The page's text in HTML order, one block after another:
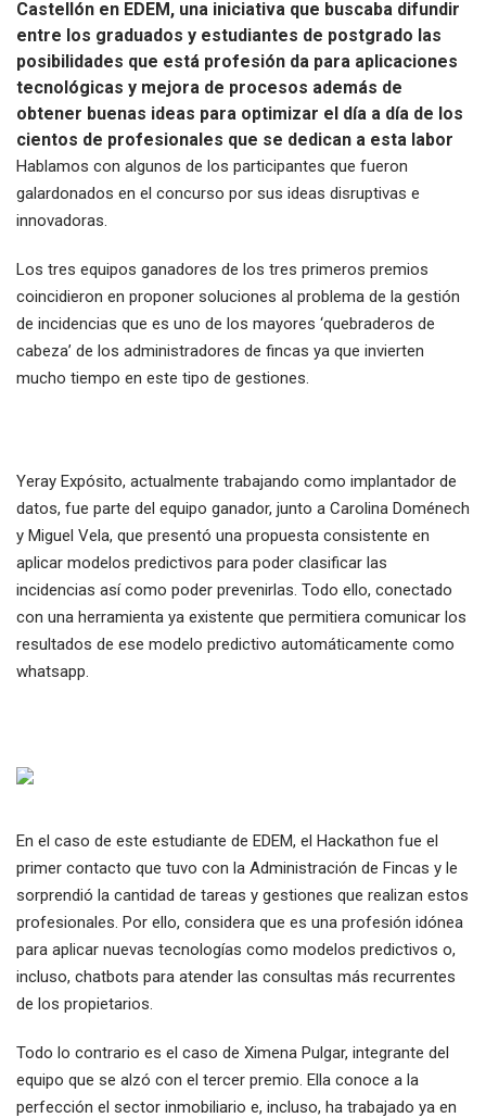
Castellón en EDEM, una iniciativa que buscaba difundir
entre los graduados y estudiantes de postgrado las
posibilidades que está profesión da para aplicaciones
tecnológicas y mejora de procesos además de
obtener buenas ideas para optimizar el día a día de los
cientos de profesionales que se dedican a esta labor
Hablamos con algunos de los participantes que fueron
galardonados en el concurso por sus ideas disruptivas e
innovadoras.
Los tres equipos ganadores de los tres primeros premios
coincidieron en proponer soluciones al problema de la gestión
de incidencias que es uno de los mayores ‘quebraderos de
cabeza’ de los administradores de fincas ya que invierten
mucho tiempo en este tipo de gestiones.
Yeray Expósito, actualmente trabajando como implantador de
datos, fue parte del equipo ganador, junto a Carolina Doménech
y Miguel Vela, que presentó una propuesta consistente en
aplicar modelos predictivos para poder clasificar las
incidencias así como poder prevenirlas. Todo ello, conectado
con una herramienta ya existente que permitiera comunicar los
resultados de ese modelo predictivo automáticamente como
whatsapp.
En el caso de este estudiante de EDEM, el Hackathon fue el
primer contacto que tuvo con la Administración de Fincas y le
sorprendió la cantidad de tareas y gestiones que realizan estos
profesionales. Por ello, considera que es una profesión idónea
para aplicar nuevas tecnologías como modelos predictivos o,
incluso, chatbots para atender las consultas más recurrentes
de los propietarios.
Todo lo contrario es el caso de Ximena Pulgar, integrante del
equipo que se alzó con el tercer premio. Ella conoce a la
perfección el sector inmobiliario e, incluso, ha trabajado ya en